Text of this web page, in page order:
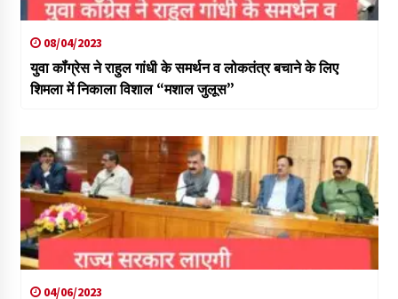
08/04/2023
युवा कॉंग्रेस ने राहुल गांधी के समर्थन व लोकतंत्र बचाने के लिए
शिमला में निकाला विशाल “मशाल जुलूस”
04/06/2023